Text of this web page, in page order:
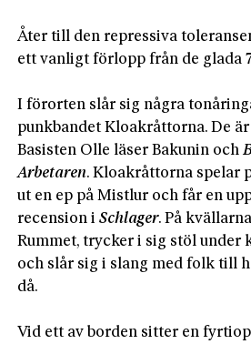
Åter till den repressiva
ett vanligt förlopp från de glada
I förorten slår sig några
punkbandet Kloakråttorna. De
Basisten Olle läser Bakunin och
Arbetaren. Kloakråttorna spelar
ut en ep på Mistlur och får en
recension i Schlager. På
Rummet, trycker i sig stöl
och slår sig i slang med folk till
då.
Vid ett av borden sitter en